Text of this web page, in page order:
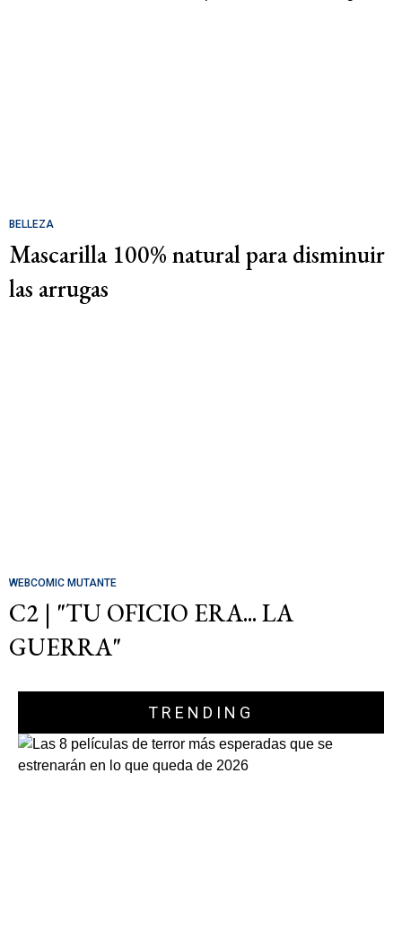
BELLEZA
Mascarilla 100% natural para disminuir
las arrugas
WEBCOMIC MUTANTE
C2 | "TU OFICIO ERA... LA
GUERRA"
TRENDING